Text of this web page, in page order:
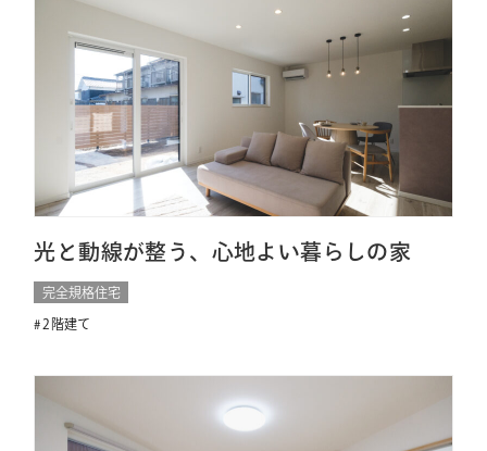
光と動線が整う、心地よい暮らしの家
完全規格住宅
2階建て